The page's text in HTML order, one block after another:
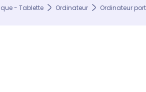
- Tablette Ordinateur Ordinateur